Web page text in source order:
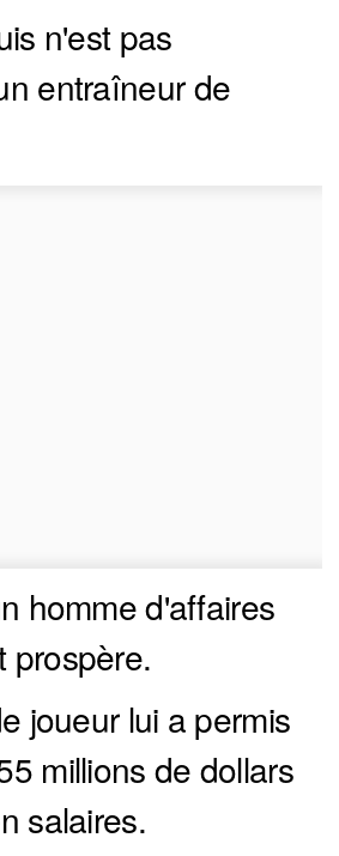
n'est pas
entraîneur de
homme d'affaires
prospère.
joueur lui a permis
millions de dollars
salaires.